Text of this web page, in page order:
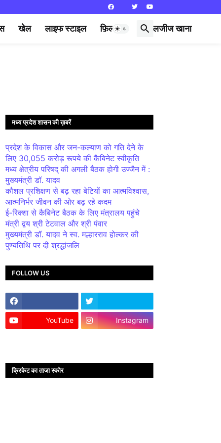
खेल लाइफ स्टाइल फ़िल्मी दुनिया लजीज खाना
मध्य प्रदेश शासन की ख़बरें
प्रदेश के विकास और जन-कल्याण को गति देने के
लिए 30,055 करोड़ रूपये की कैबिनेट स्वीकृति
मध्य क्षेत्रीय परिषद् की अगली बैठक होगी उज्जैन में :
मुख्यमंत्री डॉ. यादव
कौशल प्रशिक्षण से बढ़ रहा बेटियों का आत्मविश्वास,
आत्मनिर्भर जीवन की ओर बढ़ रहे कदम
ई-रिक्शा से कैबिनेट बैठक के लिए मंत्रालय पहुंचे
मंत्री द्वय श्री टेटवाल और श्री पंवार
मुख्यमंत्री डॉ. यादव ने स्व. मल्हारराव होल्कर की
पुण्यतिथि पर दी श्रद्धांजलि
FOLLOW US
YouTube Instagram
क्रिकेट का ताजा स्कोर